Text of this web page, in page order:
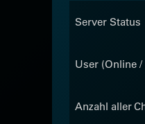
Server Status
User (Online /
Anzahl aller